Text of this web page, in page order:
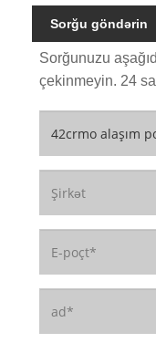
Sorğu göndərin
Sorğunuzu
çekinmeyin. 24